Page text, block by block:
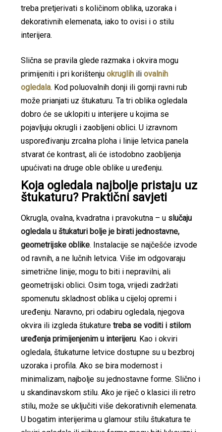
treba pretjerivati s količinom oblika, uzoraka i
dekorativnih elemenata, iako to ovisi i o stilu
interijera.
Slična se pravila glede razmaka i okvira mogu
primijeniti i pri korištenjuokruglih iliovalnih
ogledala. Kod poluovalnih donji ili gornji ravni rub
može prianjati uz štukaturu. Ta tri oblika ogledala
dobro će se uklopiti u interijere u kojima se
pojavljuju okrugli i zaobljeni oblici. U izravnom
uspoređivanju zrcalna ploha i linije letvica panela
stvarat će kontrast, ali će istodobno zaobljenja
upućivati na druge oble oblike u uređenju.
Koja ogledala najbolje pristaju uz
štukaturu? Praktični savjeti
Okrugla, ovalna, kvadratna i pravokutna – u slučaju
ogledala u štukaturi bolje je birati jednostavne,
geometrijske oblike. Instalacije se najčešće izvode
od ravnih, a ne lučnih letvica. Više im odgovaraju
simetrične linije; mogu to biti i nepravilni, ali
geometrijski oblici. Osim toga, vrijedi zadržati
spomenutu skladnost oblika u cijeloj opremi i
uređenju. Naravno, pri odabiru ogledala, njegova
okvira ili izgleda štukaturetreba se voditi i stilom
uređenja primijenjenim u interijeru. Kao i okviri
ogledala, štukaturne letvice dostupne su u bezbroj
uzoraka i profila. Ako se bira modernost i
minimalizam, najbolje su jednostavne forme. Slično i
u skandinavskom stilu. Ako je riječ o klasici ili retro
stilu, može se uključiti više dekorativnih elemenata.
U bogatim interijerima u glamour stilu štukatura te